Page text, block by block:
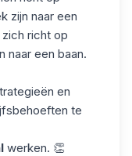
zijn naar een
zich richt op
naar een baan.
en
te
werken. 👏